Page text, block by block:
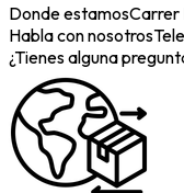
Donde estamosCarrer
Habla con nosotros
¿Tienes alguna